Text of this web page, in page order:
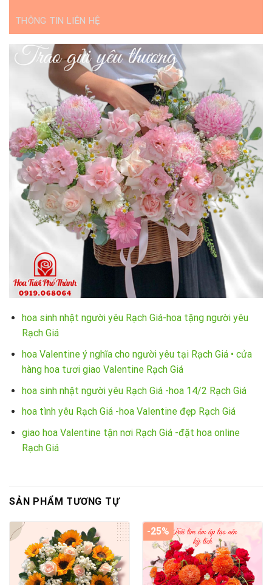
THÔNG TIN LIÊN HỆ
hoa sinh nhật người yêu Rạch Giá-hoa tặng người yêu
Rạch Giá
hoa Valentine ý nghĩa cho người yêu tại Rạch Giá • cửa
hàng hoa tươi giao Valentine Rạch Giá
hoa sinh nhật người yêu Rạch Giá -hoa 14/2 Rạch Giá
hoa tình yêu Rạch Giá -hoa Valentine đẹp Rạch Giá
giao hoa Valentine tận nơi Rạch Giá -đặt hoa online
Rạch Giá
SẢN PHẨM TƯƠNG TỰ
-25%